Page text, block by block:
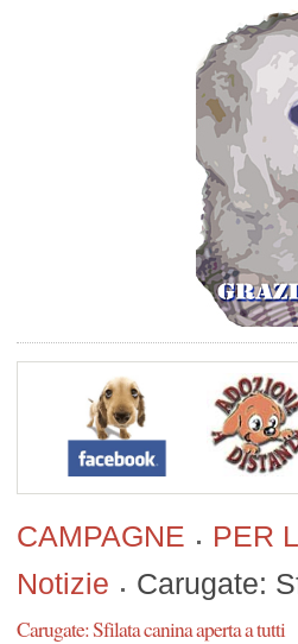
CAMPAGNE
PER
Notizie
Carugate:
Carugate: Sfilata canina aperta a tutti